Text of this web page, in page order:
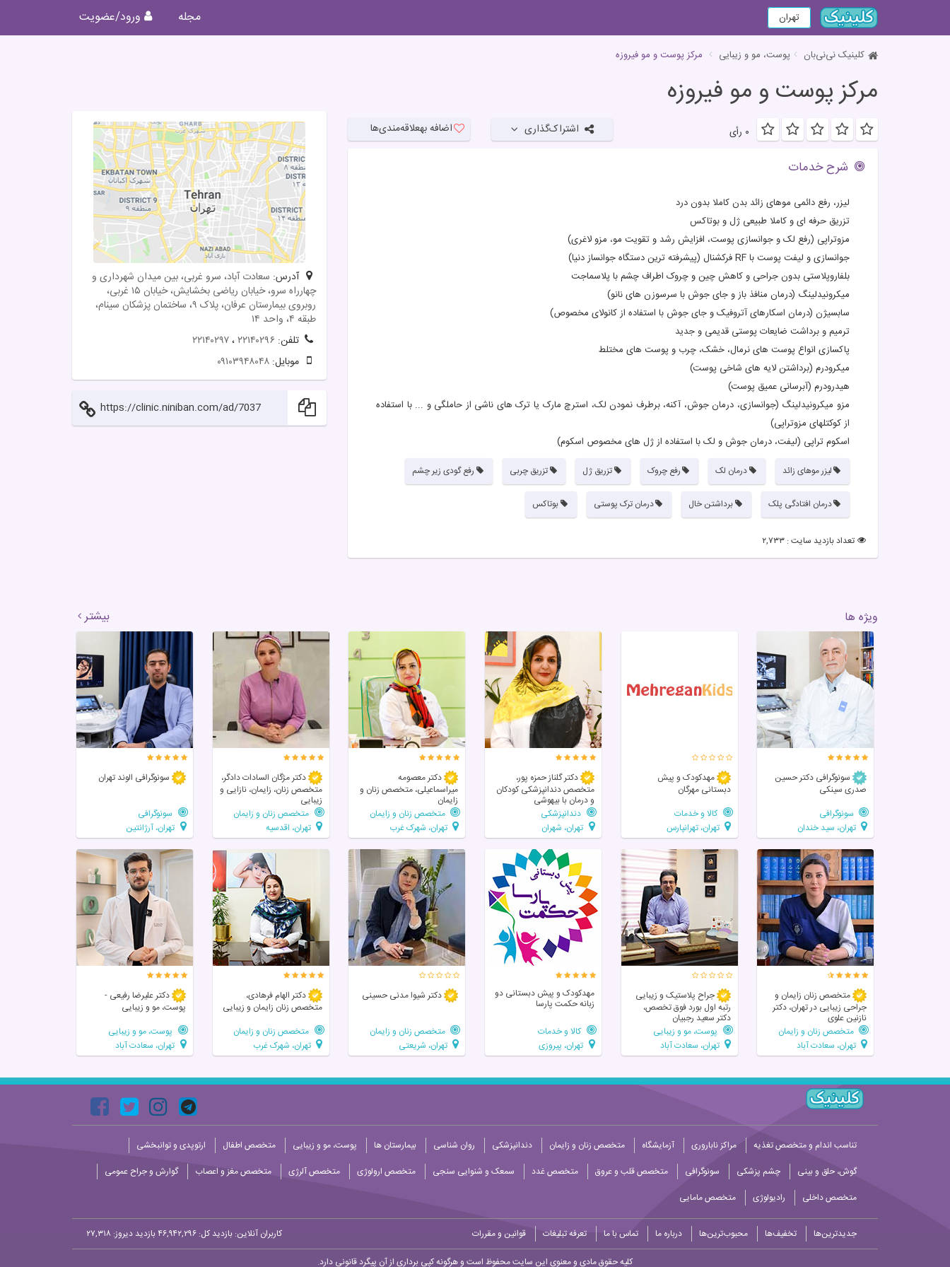
تهران مجله ورود/عضویت
کلینیک نی‌نی‌بان پوست، مو و زیبایی مرکز پوست و مو فیروزه
مرکز پوست و مو فیروزه
۰ رأی اشتراک‌گذاری اضافه بهعلاقه‌مندی‌ها
شرح خدمات
لیزر، رفع دائمی موهای زائد بدن کاملا بدون درد
تزریق حرفه ای و کاملا طبیعی ژل و بوتاکس
مزوتراپی (رفع لک و جوانسازی پوست، افزایش رشد و تقویت مو، مزو لاغری)
جوانسازی و لیفت پوست با RF فرکشنال (پیشرفته ترین دستگاه جوانساز دنیا)
بلفاروپلاستی بدون جراحی و کاهش چین و چروک اطراف چشم با پلاسماجت
میکرونیدلینگ (درمان منافذ باز و جای جوش با سرسوزن های نانو)
سابسیژن (درمان اسکارهای آتروفیک و جای جوش با استفاده از کانولای مخصوص)
ترمیم و برداشت ضایعات پوستی قدیمی و جدید
پاکسازی انواع پوست های نرمال، خشک، چرب و پوست های مختلط
میکرودرم (برداشتن لایه های شاخی پوست)
هیدرودرم (آبرسانی عمیق پوست)
مزو میکرونیدلینگ (جوانسازی، درمان جوش، آکنه، برطرف نمودن لک، استرچ مارک یا ترک های ناشی از حاملگی و ... با استفاده
از کوکتلهای مزوتراپی)
اسکوم تراپی (لیفت، درمان جوش و لک با استفاده از ژل های مخصوص اسكوم)
لیزر موهای زائد درمان لک رفع چروک تزریق ژل تزریق چربی رفع گودی زیر چشم
درمان افتادگی پلک برداشتن خال درمان ترک پوستی بوتاکس
تعداد بازدید سایت : ۲,۷۳۳
آدرس: سعادت آباد، سرو غربی، بین میدان شهرداری و
چهارراه سرو، خیابان ریاضی بخشایش، خیابان ۱۵ غربی،
روبروی بیمارستان عرفان، پلاک ۹، ساختمان پزشکان سینام،
طبقه ۴، واحد ۱۴
تلفن: ۲۲۱۴۰۲۹۶،۲۲۱۴۰۲۹۷
موبایل: ۰۹۱۰۳۹۴۸۰۴۸
https://clinic.niniban.com/ad/7037
ویژه ها بیشتر
سونوگرافی دکتر حسین
صدری سینکی
سونوگرافی
تهران، سید خندان
مهدکودک و پیش
دبستانی مهرگان
کالا و خدمات
تهران، تهرانپارس
دکتر گلناز حمزه پور،
متخصص دندانپزشکی کودکان
و درمان با بیهوشی
دندانپزشکی
تهران، شهران
دکتر معصومه
میراسماعیلی، متخصص زنان و
زایمان
متخصص زنان و زایمان
تهران، شهرک غرب
دکتر مژگان السادات دادگر،
متخصص زنان، زایمان، نازایی و
زیبایی
متخصص زنان و زایمان
تهران، اقدسیه
سونوگرافی الوند تهران
سونوگرافی
تهران، آرژانتین
متخصص زنان زایمان و
جراحی زیبایی در تهران، دکتر
نازنین علوی
متخصص زنان و زایمان
تهران، سعادت آباد
جراح پلاستیک و زیبایی
رتبه اول بورد فوق تخصص،
دکتر سعید رجبیان
پوست، مو و زیبایی
تهران، سعادت آباد
مهدکودک و پیش دبستانی دو
زبانه حکمت پارسا
کالا و خدمات
تهران، پیروزی
دکتر شیوا مدنی حسینی
متخصص زنان و زایمان
تهران، شریعتی
دکتر الهام فرهادی،
متخصص زنان زايمان و زیبایی
متخصص زنان و زایمان
تهران، شهرک غرب
دکتر علیرضا رفیعی -
پوست، مو و زیبایی
پوست، مو و زیبایی
تهران، سعادت آباد
تناسب اندام و متخصص تغذیه مراکز ناباروری آزمایشگاه متخصص زنان و زایمان دندانپزشکی روان شناسی بیمارستان ها پوست، مو و زیبایی متخصص اطفال
ارتوپدی و توانبخشی
گوش، حلق و بینی
چشم پزشکی سونوگرافی متخصص قلب و عروق متخصص غدد سمعک و شنوایی سنجی متخصص ارولوژی متخصص آلرژی متخصص مغز و اعصاب
گوارش و جراح عمومی
متخصص داخلی
رادیولوژی متخصص مامایی
جدیدترین‌ها تخفیف‌ها محبوب‌ترین‌ها درباره ما تماس با ما تعرفه تبلیغات قوانین و مقررات کاربران آنلاین: بازدید کل: ۴۶,۹۴۲,۲۹۶
بازدید دیروز: ۲۷,۳۱۸
کلیه حقوق مادی و معنوی این سایت محفوظ است و هرگونه کپی برداری از آن پیگرد قانونی دارد.